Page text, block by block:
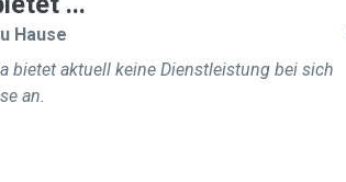
Hause
bietet aktuell keine Dienstleistung bei sich
an.